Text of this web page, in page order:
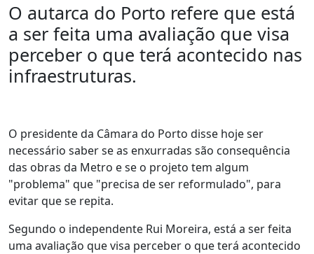
O autarca do Porto refere que está
a ser feita uma avaliação que visa
perceber o que terá acontecido nas
infraestruturas.
O presidente da Câmara do Porto disse hoje ser
necessário saber se as enxurradas são consequência
das obras da Metro e se o projeto tem algum
"problema" que "precisa de ser reformulado", para
evitar que se repita.
Segundo o independente Rui Moreira, está a ser feita
uma avaliação que visa perceber o que terá acontecido